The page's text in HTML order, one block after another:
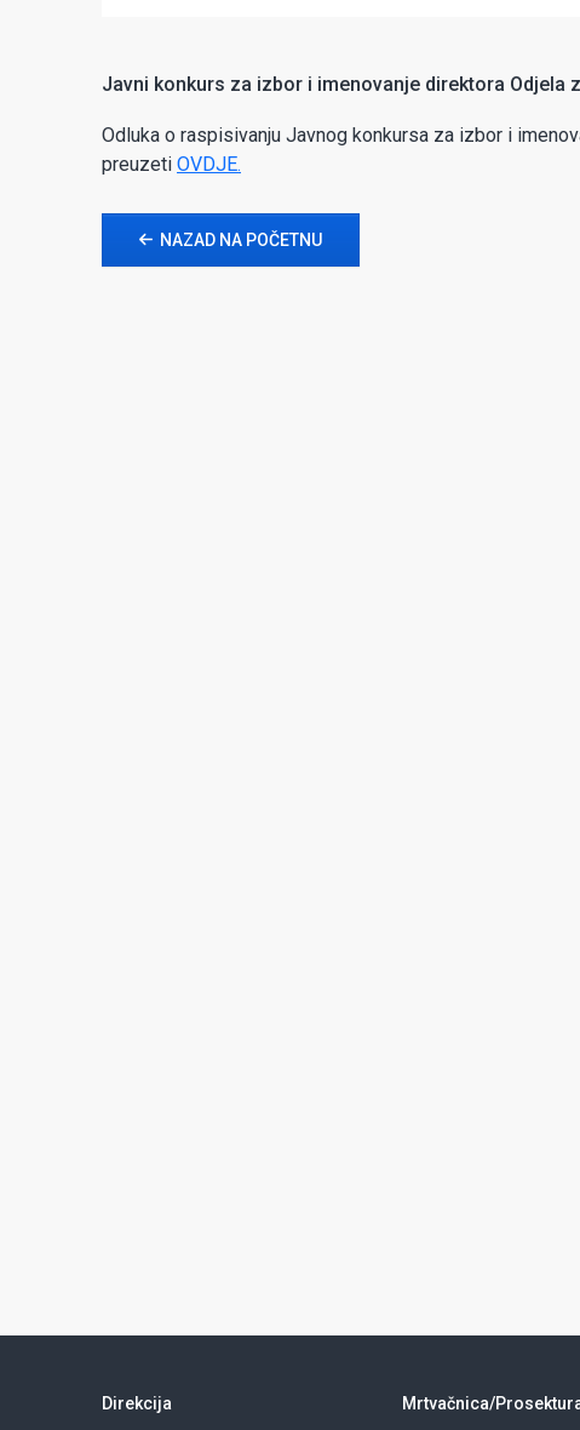
Javni konkurs za izbor i imenovanje direktora Odjela
Odluka o raspisivanju Javnog konkursa za izbor i
preuzeti OVDJE.
NAZAD NA POČETNU
Direkcija Mrtvačnica/